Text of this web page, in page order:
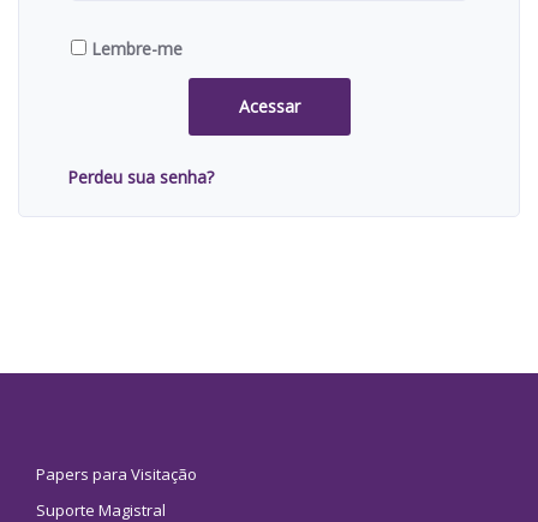
Lembre-me
Acessar
Perdeu sua senha?
Papers para Visitação
Suporte Magistral